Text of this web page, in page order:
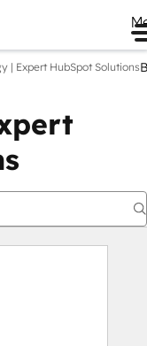
| Expert HubSpot Solutions